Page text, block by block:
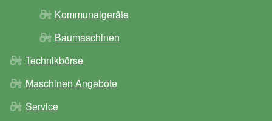
Kommunalgeräte
Baumaschinen
Technikbörse
Maschinen Angebote
Service